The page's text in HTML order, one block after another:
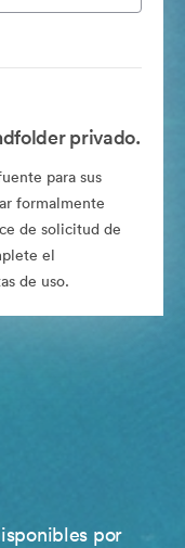
privado.
para sus
formalmente
de solicitud de
el
de uso.
por